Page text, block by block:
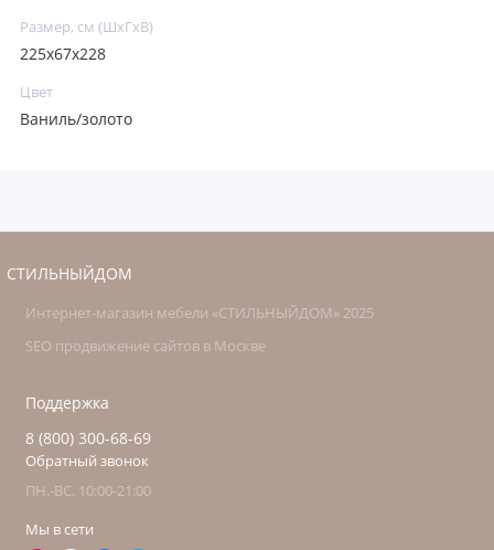
Размер, см (ШхГхВ)
225х67х228
Цвет
Ваниль/золото
СТИЛЬНЫЙДОМ
Интернет-магазин мебели «СТИЛЬНЫЙДОМ» 2025
SEO продвижение сайтов в Москве
Поддержка
8 (800) 300-68-69
Обратный звонок
ПН.-ВС. 10:00-21:00
Мы в сети